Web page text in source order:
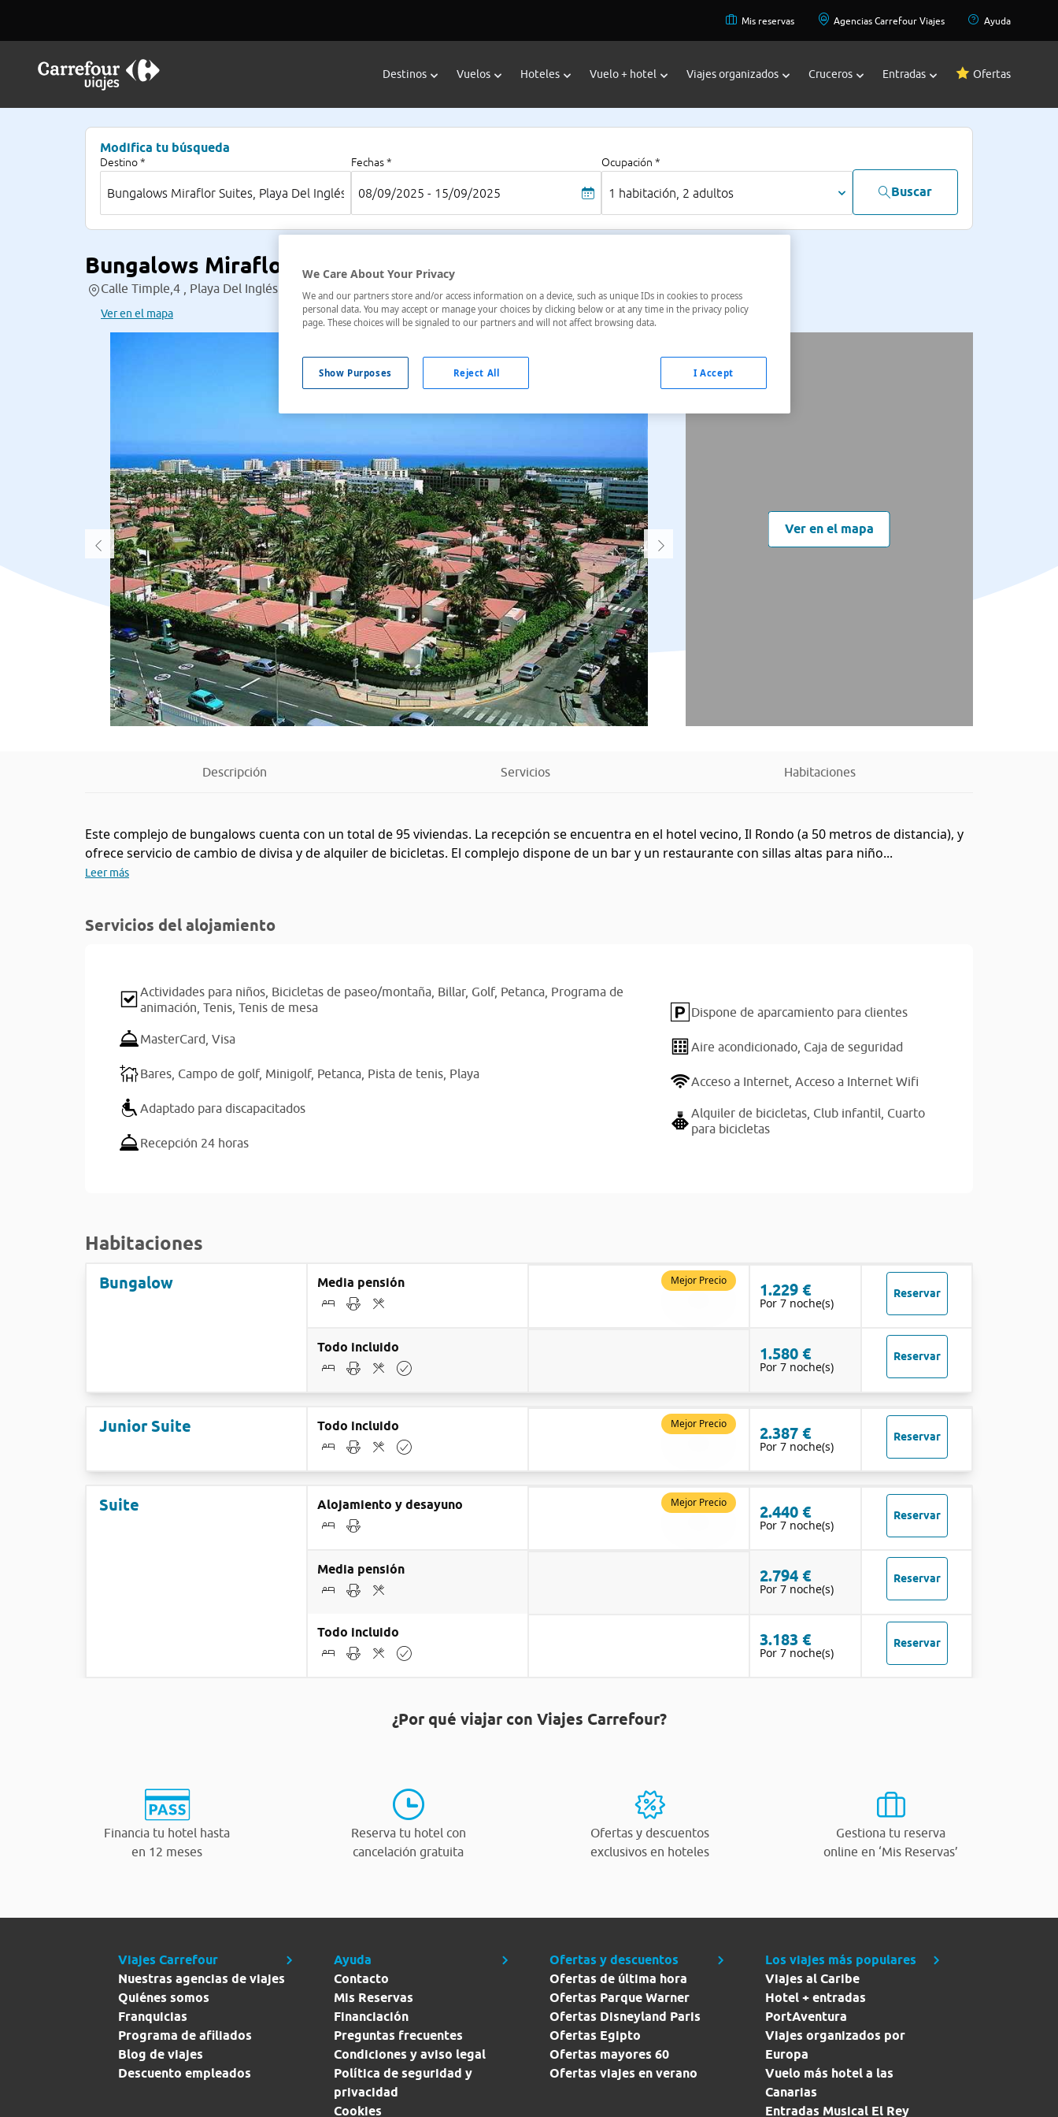
Mis reservas Agencias Carrefour Viajes Ayuda
Destinos Vuelos Hoteles Vuelo + hotel Viajes organizados Cruceros Entradas Ofertas
Modifica tu búsqueda
Destino * Fechas *
08/09/2025 - 15/09/2025
Ocupación *
1 habitación, 2 adultos Buscar
Bungalows Miraflor Suites
Calle Timple,4 , Playa Del Inglés (Gran Canaria), Las Palmas, España
Ver en el mapa
Ver en el mapa
Descripción Servicios Habitaciones
Este complejo de bungalows cuenta con un total de 95 viviendas. La recepción se encuentra en el hotel vecino, Il Rondo (a 50 metros de distancia), y
ofrece servicio de cambio de divisa y de alquiler de bicicletas. El complejo dispone de un bar y un restaurante con sillas altas para niño...
Leer más
Servicios del alojamiento
Actividades para niños, Bicicletas de paseo/montaña, Billar, Golf, Petanca, Programa de
animación, Tenis, Tenis de mesa
MasterCard, Visa
Bares, Campo de golf, Minigolf, Petanca, Pista de tenis, Playa
Adaptado para discapacitados
Recepción 24 horas
Dispone de aparcamiento para clientes
Aire acondicionado, Caja de seguridad
Acceso a Internet, Acceso a Internet Wifi
Alquiler de bicicletas, Club infantil, Cuarto
para bicicletas
Habitaciones
Bungalow Media pensión Mejor Precio 1.229 €
Por 7 noche(s)
Reservar
Todo incluido 1.580 €
Por 7 noche(s)
Reservar
Junior Suite Todo incluido Mejor Precio 2.387 €
Por 7 noche(s)
Reservar
Suite Alojamiento y desayuno Mejor Precio 2.440 €
Por 7 noche(s)
Reservar
Media pensión 2.794 €
Por 7 noche(s)
Reservar
Todo incluido 3.183 €
Por 7 noche(s)
Reservar
¿Por qué viajar con Viajes Carrefour?
Financia tu hotel hasta
en 12 meses
Reserva tu hotel con
cancelación gratuita
Ofertas y descuentos
exclusivos en hoteles
Gestiona tu reserva
online en ‘Mis Reservas’
Viajes Carrefour
Nuestras agencias de viajes
Quiénes somos
Franquicias
Programa de afiliados
Blog de viajes
Descuento empleados
Ayuda
Contacto
Mis Reservas
Financiación
Preguntas frecuentes
Condiciones y aviso legal
Política de seguridad y
privacidad
Cookies
Ofertas y descuentos
Ofertas de última hora
Ofertas Parque Warner
Ofertas Disneyland Paris
Ofertas Egipto
Ofertas mayores 60
Ofertas viajes en verano
Los viajes más populares
Viajes al Caribe
Hotel + entradas
PortAventura
Viajes organizados por
Europa
Vuelo más hotel a las
Canarias
Entradas Musical El Rey
We Care About Your Privacy
We and our partners store and/or access information on a device, such as unique IDs in cookies to process
personal data. You may accept or manage your choices by clicking below or at any time in the privacy policy
page. These choices will be signaled to our partners and will not affect browsing data.
Show Purposes Reject All I Accept